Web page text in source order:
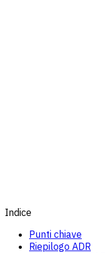
Indice
Punti chiave
Riepilogo ADR